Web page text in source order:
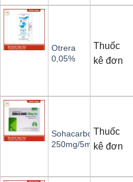
Otrera
0,05%
Thuốc
kê đơn
Sohacarbo
250mg/5ml
Thuốc
kê đơn